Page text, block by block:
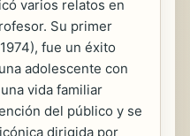
varios relatos en
Su primer
fue un éxito
adolescente con
vida familiar
del público y se
dirigida por